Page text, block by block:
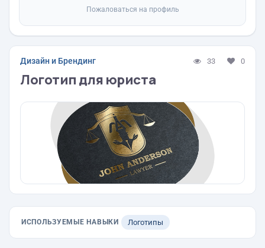
Пожаловаться на профиль
Дизайн и Брендинг 33 0
Логотип для юриста
ИСПОЛЬЗУЕМЫЕ НАВЫКИ Логотипы